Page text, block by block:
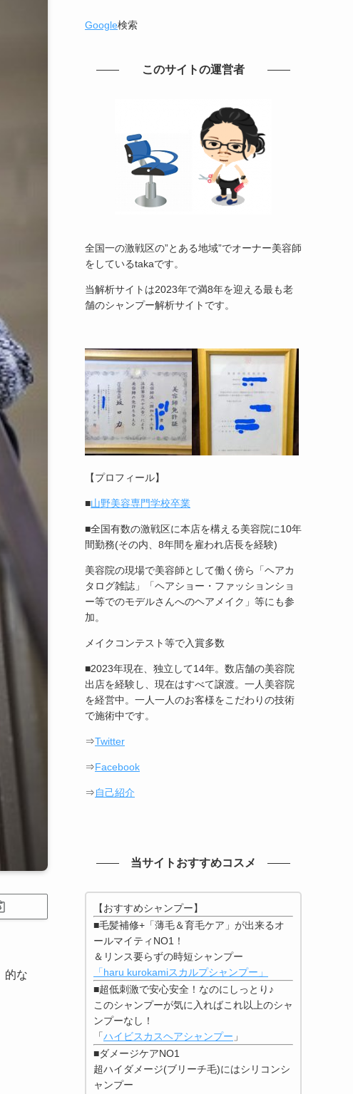
的な
Google検索
このサイトの運営者
全国一の激戦区の”とある地域”でオーナー美容師
をしているtakaです。
当解析サイトは2023年で満8年を迎える最も老
舗のシャンプー解析サイトです。
【プロフィール】
■山野美容専門学校卒業
■全国有数の激戦区に本店を構える美容院に10年
間勤務(その内、8年間を雇われ店長を経験)
美容院の現場で美容師として働く傍ら「ヘアカ
タログ雑誌」「ヘアショー・ファッションショ
ー等でのモデルさんへのヘアメイク」等にも参
加。
メイクコンテスト等で入賞多数
■2023年現在、独立して14年。数店舗の美容院
出店を経験し、現在はすべて譲渡。一人美容院
を経営中。一人一人のお客様をこだわりの技術
で施術中です。
⇒Twitter
⇒Facebook
⇒自己紹介
当サイトおすすめコスメ
【おすすめシャンプー】
■毛髪補修+「薄毛＆育毛ケア」が出来るオ
ールマイティNO1！
＆リンス要らずの時短シャンプー
「haru kurokamiスカルプシャンプー」
■超低刺激で安心安全！なのにしっとり♪
このシャンプーが気に入ればこれ以上のシャ
ンプーなし！
「ハイビスカスヘアシャンプー 」
■ダメージケアNO1
超ハイダメージ(ブリーチ毛)にはシリコンシ
ャンプー